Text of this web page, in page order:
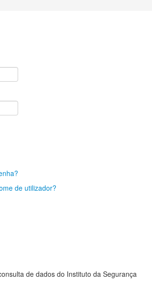
de utilizador?
de dados do Instituto da Segurança